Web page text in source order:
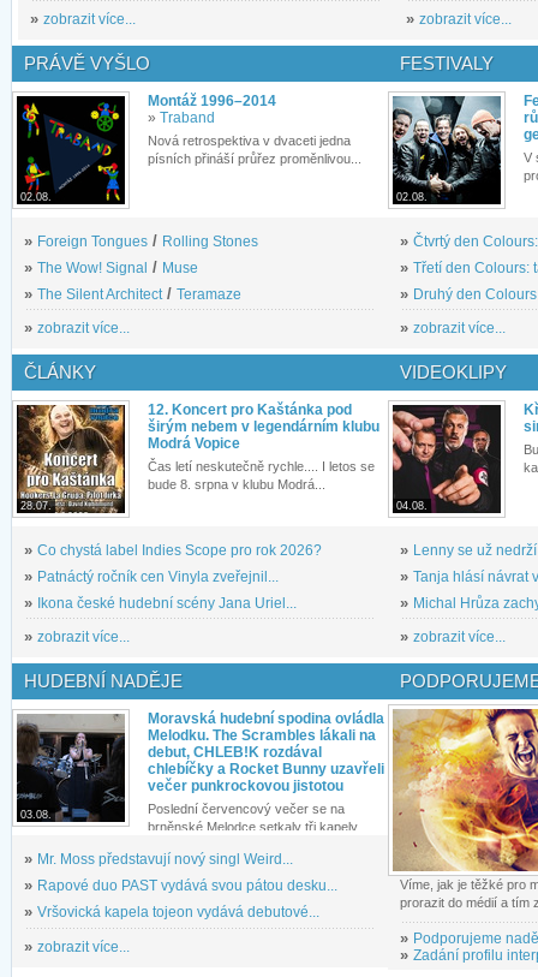
» zobrazit více... » zobrazit více...
PRÁVĚ VYŠLO
02.08.
Montáž 1996–2014
» Traband
Nová retrospektiva v dvaceti jedna
písních přináší průřez proměnlivou...
» Foreign Tongues / Rolling Stones
» The Wow! Signal / Muse
» The Silent Architect / Teramaze
» zobrazit více...
FESTIVALY
02.08.
V
» Čtvrtý den
» Třetí den Colours:
» Druhý den
» zobrazit více...
ČLÁNKY
28.07.
12. Koncert pro Kaštánka pod
širým nebem v legendárním klubu
Modrá Vopice
Čas letí neskutečně rychle.... I letos se
bude 8. srpna v klubu Modrá...
» Co chystá label Indies Scope pro rok 2026?
» Patnáctý ročník cen Vinyla zveřejnil...
»
Ikona české hudební scény Jana Uriel...
» zobrazit více...
VIDEOKLIPY
04.08.
» Lenny se už
» Tanja hlásí návrat
» Michal Hrůza
» zobrazit více...
HUDEBNÍ NADĚJE
03.08.
Moravská hudební spodina ovládla
Melodku. The Scrambles lákali na
debut, CHLEB!K rozdával
chlebíčky a Rocket Bunny uzavřeli
večer punkrockovou jistotou
Poslední červencový večer se na
brněnské Melodce setkaly tři kapely...
» Mr. Moss představují nový singl Weird...
» Rapové duo PAST vydává svou pátou desku...
» Vršovická kapela tojeon vydává debutové...
» zobrazit více...
Víme, jak je těžké pro
prorazit do médií a tím
» Podporujeme
» Zadání profilu